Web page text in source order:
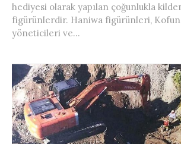
hediyesi olarak yapılan çoğunlukla
figürünlerdir. Haniwa figürünleri,
yöneticileri ve...